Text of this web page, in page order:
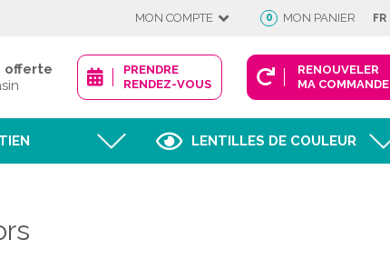
MON COMPTE
?
Afficher
0 MON PANIER FR
offerte
PRENDRE
RENDEZ-VOUS
RENOUVELER
MA COMMANDE
LENTILLES DE COULEUR